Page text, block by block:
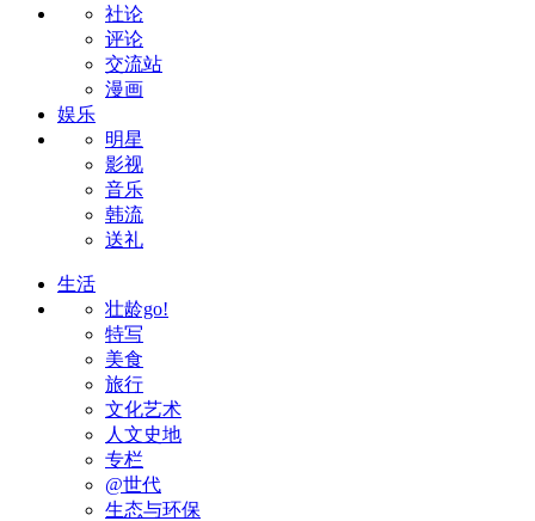
社论
评论
交流站
漫画
娱乐
明星
影视
音乐
韩流
送礼
生活
壮龄go!
特写
美食
旅行
文化艺术
人文史地
专栏
@世代
生态与环保